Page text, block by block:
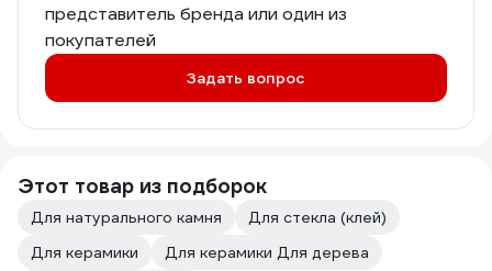
представитель бренда или один из
покупателей
Задать вопрос
Этот товар из подборок
Для натурального камня
Для стекла (клей)
Для керамики
Для керамики Для дерева